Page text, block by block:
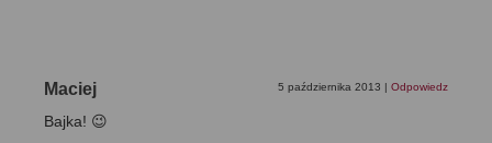
Maciej 5 października 2013 | Odpowiedz
Bajka! 😉